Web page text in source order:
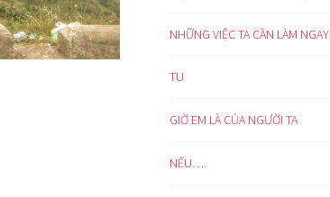
NHỮNG VIỆC TA CẦN LÀM NGAY
TU
GIỜ EM LÀ CỦA NGƯỜI TA
NẾU…